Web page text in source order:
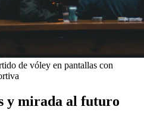
de vóley en pantallas con
y mirada al futuro